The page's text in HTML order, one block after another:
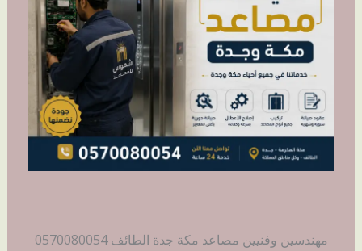
مهندسين وفنيين مصاعد مكة جدة الطائف 0570080054